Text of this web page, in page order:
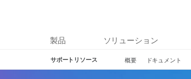
製品 ソリューション
サポートリソース 概要 ドキュメント